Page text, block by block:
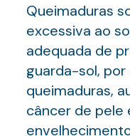
Queimaduras
excessiva ao
adequada de
guarda-sol,
queimaduras,
câncer de pele